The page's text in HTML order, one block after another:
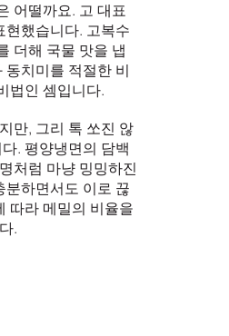
어떨까요. 고 대표
했습니다. 고복수
더해 국물 맛을 냅
치미를 적절한 비
법인 셈입니다.
만, 그리 톡 쏘진 않
. 평양냉면의 담백
처럼 마냥 밍밍하진
분하면서도 이로 끊
따라 메밀의 비율을
.